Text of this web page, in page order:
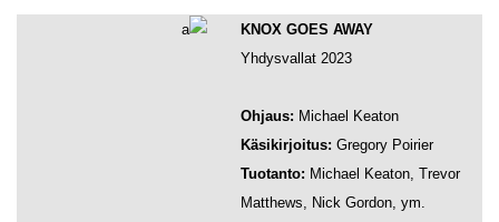
KNOX GOES AWAY
Yhdysvallat 2023
Ohjaus: Michael Keaton
Käsikirjoitus: Gregory Poirier
Tuotanto: Michael Keaton, Trevor
Matthews, Nick Gordon, ym.